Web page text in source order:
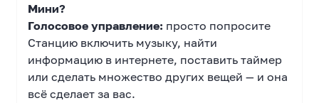
Мини?
Голосовое управление: просто попросите
Станцию включить музыку, найти
информацию в интернете, поставить таймер
или сделать множество других вещей — и она
всё сделает за вас.